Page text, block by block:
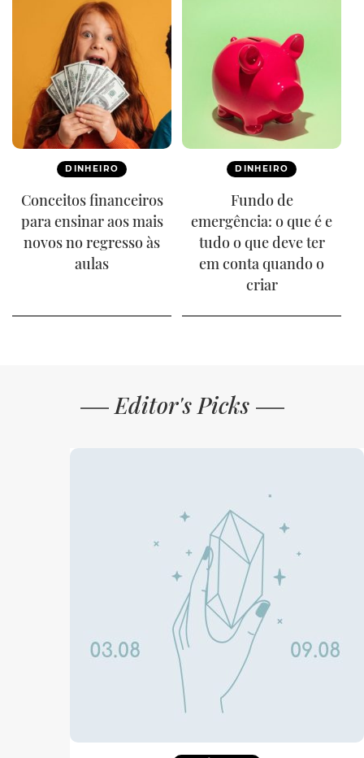
DINHEIRO
Conceitos financeiros
para ensinar aos mais
novos no regresso às
aulas
DINHEIRO
Fundo de
emergência: o que é e
tudo o que deve ter
em conta quando o
criar
Editor's Picks